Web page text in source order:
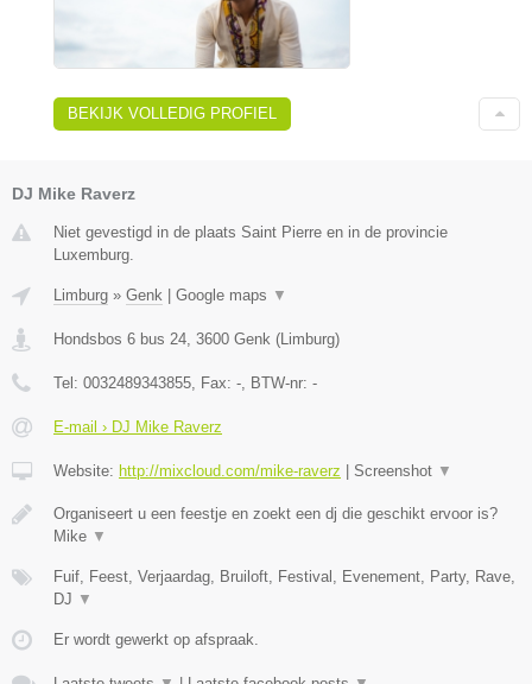
BEKIJK VOLLEDIG PROFIEL
DJ Mike Raverz
Niet gevestigd in de plaats Saint Pierre en in de provincie
Luxemburg.
Limburg » Genk Google maps ▼
Hondsbos 6 bus 24, 3600 Genk (Limburg)
Tel: 0032489343855, Fax: -, BTW-nr: -
E-mail › DJ Mike Raverz
Website: http://mixcloud.com/mike-raverz Screenshot ▼
Organiseert u een feestje en zoekt een dj die geschikt ervoor is?
Mike ▼
Fuif, Feest, Verjaardag, Bruiloft, Festival, Evenement, Party, Rave,
DJ ▼
Er wordt gewerkt op afspraak.